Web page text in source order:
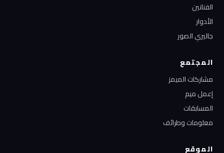
الفنانين
الأدوار
جاليري الصور
المجتمع
مشاركات الميمز
إعمل ميم
المسابقات
معلومات وطرائف
الموقع